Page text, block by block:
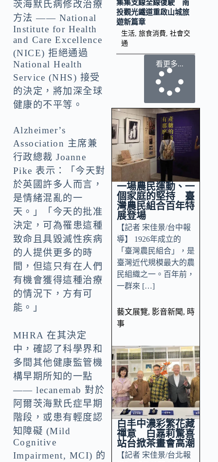
茨海默氏病修改治療
方法 —— National
Institute for Health
and Care Excellence
(NICE) 拒絕通過
National Health
Service (NHS) 接受
的決定，將加深全球
健康的不平等。
Alzheimer’s
Association 主席兼
行政總裁Joanne
Pike 表示：「今天對
於英國許多人而言，
是情緒混亂的一
天。」「今天的批准
決定，可為罹患這種
致命且具毀滅性疾病
的人提供更多的時
間，但這只有在人們
有機會獲得這種治療
的情況下，方有可
能。」
MHRA 在其決定
中，確認了科學界和
多間其他健康監管機
構早期所知的一點
—— lecanemab 對於
阿爾茨海默氏症早期
階段，或患有輕度認
知障礙 (Mild
Cognitive
Impairment, MCI) 的
集集支線全線復駛 南
投觀光鐵道重啟山城旅
遊新篇章
生活, 旅食消費 社會交
通
看更多...
一場農民運動、一
個家庭的堅持 臺
灣農民組合百年特
展登場
【記者 宋佳景/台中報
導】 1926年成立的
「臺灣農民組合」，是
臺灣近代規模最大的農
民組織之一。百年前，
一群來 […]
藝文展覽, 影音新聞, 時
事
白丰中濃彩繁花藏
禪意 白嘉莉驚喜
站台掀茶畫會高潮
【記者 宋佳景/台北報